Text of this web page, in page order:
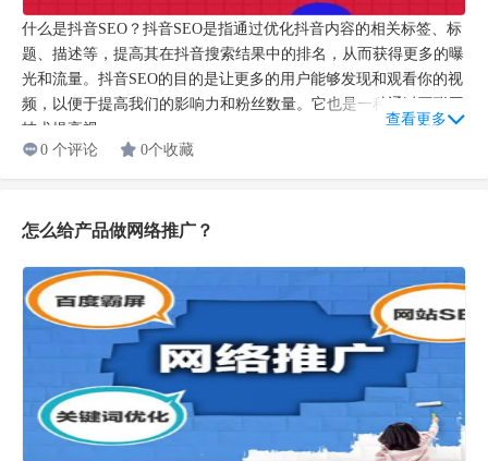
什么是抖音SEO？抖音SEO是指通过优化抖音内容的相关标签、标
题、描述等，提高其在抖音搜索结果中的排名，从而获得更多的曝
光和流量。抖音SEO的目的是让更多的用户能够发现和观看你的视
频，以便于提高我们的影响力和粉丝数量。它也是一种通过互联网
技术提高视...
查看更多
0 个评论
0个收藏
怎么给产品做网络推广？